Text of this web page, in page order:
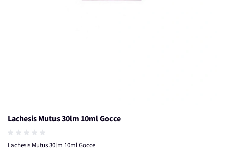
Lachesis Mutus 30lm 10ml Gocce
Lachesis Mutus 30lm 10ml Gocce